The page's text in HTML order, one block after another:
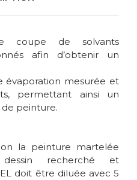
coupe de solvants
afin d’obtenir un
évaporation mesurée et
permettant ainsi un
peinture.
la peinture martelée
recherché et
doit être diluée avec 5